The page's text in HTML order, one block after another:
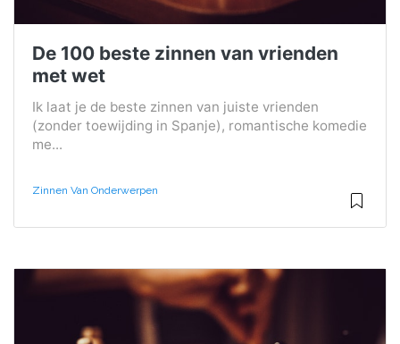
De 100 beste zinnen van vrienden
met wet
Ik laat je de beste zinnen van juiste vrienden
(zonder toewijding in Spanje), romantische komedie
me...
Zinnen Van Onderwerpen